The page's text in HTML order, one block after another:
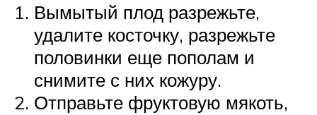
Вымытый плод разрежьте,
удалите косточку, разрежьте
половинки еще пополам и
снимите с них кожуру.
Отправьте фруктовую мякоть,